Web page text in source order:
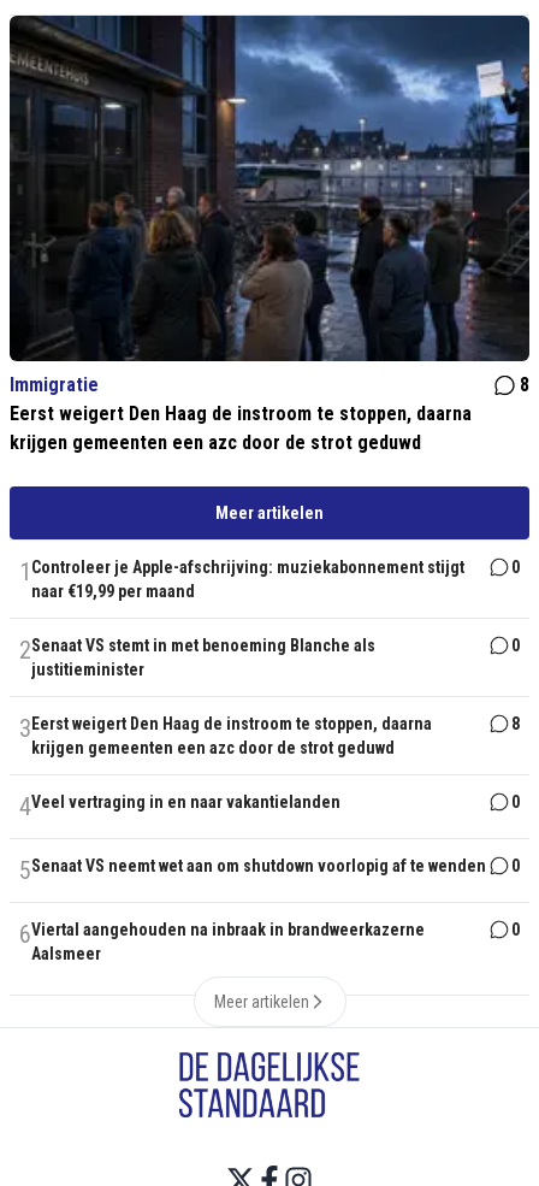
Immigratie
8
Eerst weigert Den Haag de instroom te stoppen, daarna
krijgen gemeenten een azc door de strot geduwd
Meer artikelen
1 Controleer je Apple-afschrijving: muziekabonnement stijgt
naar €19,99 per maand
0
2Senaat VS stemt in met benoeming Blanche als
justitieminister
0
3 Eerst weigert Den Haag de instroom te stoppen, daarna
krijgen gemeenten een azc door de strot geduwd
8
4Veel vertraging in en naar vakantielanden 0
5Senaat VS neemt wet aan om shutdown voorlopig af te wenden 0
6Viertal aangehouden na inbraak in brandweerkazerne
Aalsmeer
0
Meer artikelen